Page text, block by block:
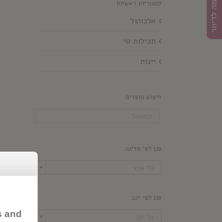
קטגוריות ראשיות
אלכוהול
חבילות שי
יינות
חיפוש מוצרים
סנן לפי מדינה
סנן לפי יקב
and